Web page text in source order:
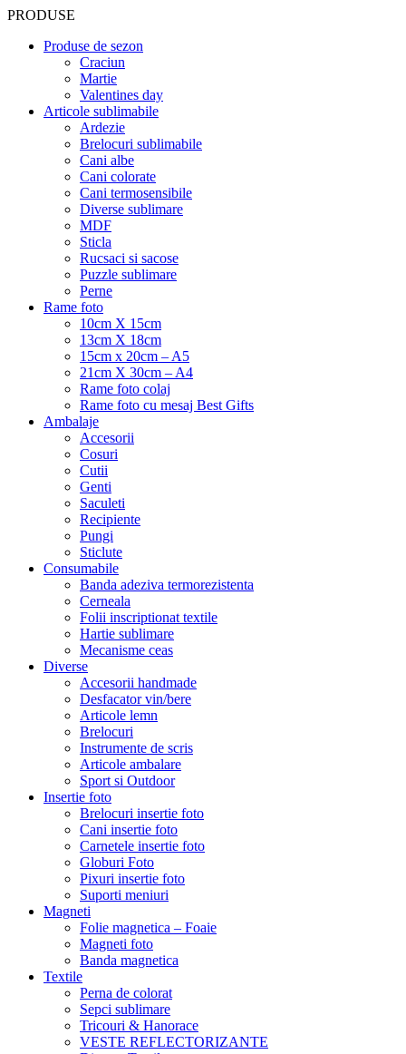
PRODUSE
Produse de sezon
Craciun
Martie
Valentines day
Articole sublimabile
Ardezie
Brelocuri sublimabile
Cani albe
Cani colorate
Cani termosensibile
Diverse sublimare
MDF
Sticla
Rucsaci si sacose
Puzzle sublimare
Perne
Rame foto
10cm X 15cm
13cm X 18cm
15cm x 20cm – A5
21cm X 30cm – A4
Rame foto colaj
Rame foto cu mesaj Best Gifts
Ambalaje
Accesorii
Cosuri
Cutii
Genti
Saculeti
Recipiente
Pungi
Sticlute
Consumabile
Banda adeziva termorezistenta
Cerneala
Folii inscriptionat textile
Hartie sublimare
Mecanisme ceas
Diverse
Accesorii handmade
Desfacator vin/bere
Articole lemn
Brelocuri
Instrumente de scris
Articole ambalare
Sport si Outdoor
Insertie foto
Brelocuri insertie foto
Cani insertie foto
Carnetele insertie foto
Globuri Foto
Pixuri insertie foto
Suporti meniuri
Magneti
Folie magnetica – Foaie
Magneti foto
Banda magnetica
Textile
Perna de colorat
Sepci sublimare
Tricouri & Hanorace
VESTE REFLECTORIZANTE